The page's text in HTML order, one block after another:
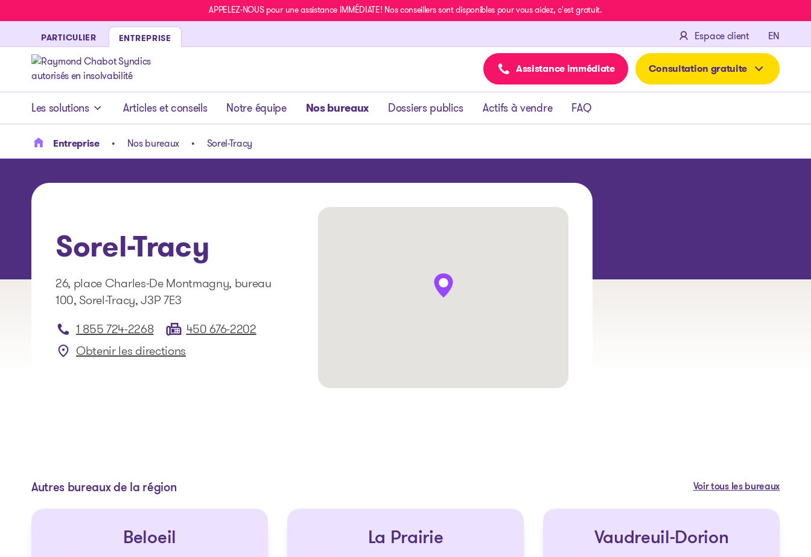
APPELEZ-NOUS pour une assistance IMMÉDIATE! Nos conseillers sont disponibles pour vous aidez, c'est gratuit.
PARTICULIER ENTREPRISE Espace client EN
- page d’accueil
Assistance immédiate Consultation gratuite
Les solutions Articles et conseils Notre équipe Nos bureaux Dossiers publics Actifs à vendre FAQ
Entreprise Nos bureaux Sorel-Tracy
Sorel-Tracy
26, place Charles-De Montmagny, bureau
100, Sorel-Tracy, J3P 7E3
1 855 724-2268
450 676-2202
Obtenir les directions
: Sorel-Tracy
Autres bureaux de la région Voir tous les bureaux
Beloeil La Prairie Vaudreuil-Dorion